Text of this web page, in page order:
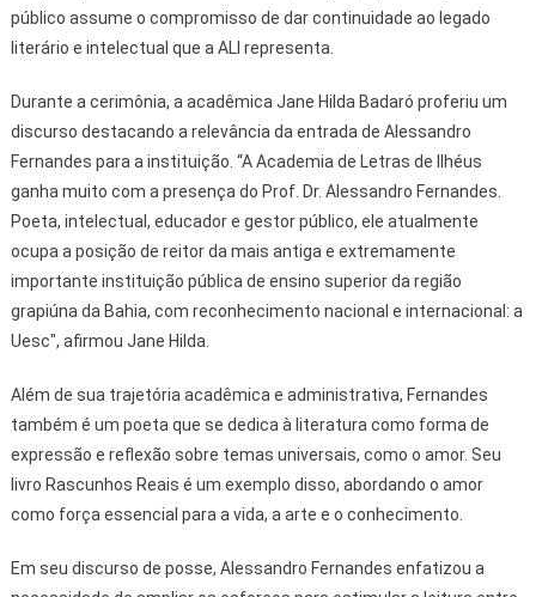
público assume o compromisso de dar continuidade ao legado
literário e intelectual que a ALI representa.
Durante a cerimônia, a acadêmica Jane Hilda Badaró proferiu um
discurso destacando a relevância da entrada de Alessandro
Fernandes para a instituição. “A Academia de Letras de Ilhéus
ganha muito com a presença do Prof. Dr. Alessandro Fernandes.
Poeta, intelectual, educador e gestor público, ele atualmente
ocupa a posição de reitor da mais antiga e extremamente
importante instituição pública de ensino superior da região
grapiúna da Bahia, com reconhecimento nacional e internacional: a
Uesc", afirmou Jane Hilda.
Além de sua trajetória acadêmica e administrativa, Fernandes
também é um poeta que se dedica à literatura como forma de
expressão e reflexão sobre temas universais, como o amor. Seu
livro Rascunhos Reais é um exemplo disso, abordando o amor
como força essencial para a vida, a arte e o conhecimento.
Em seu discurso de posse, Alessandro Fernandes enfatizou a